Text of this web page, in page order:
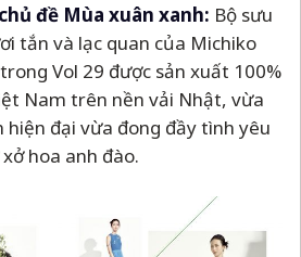
đề Mùa xuân xanh: Bộ sưu
tắn và lạc quan của Michiko
Vol 29 được sản xuất 100%
Nam trên nền vải Nhật, vừa
đại vừa đong đầy tình yêu
hoa anh đào.